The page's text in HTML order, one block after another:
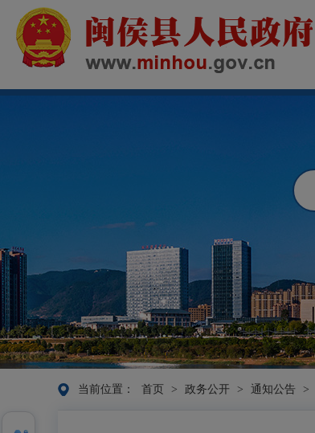
当前位置： 首页 > 政务公开 > 通知公告 >